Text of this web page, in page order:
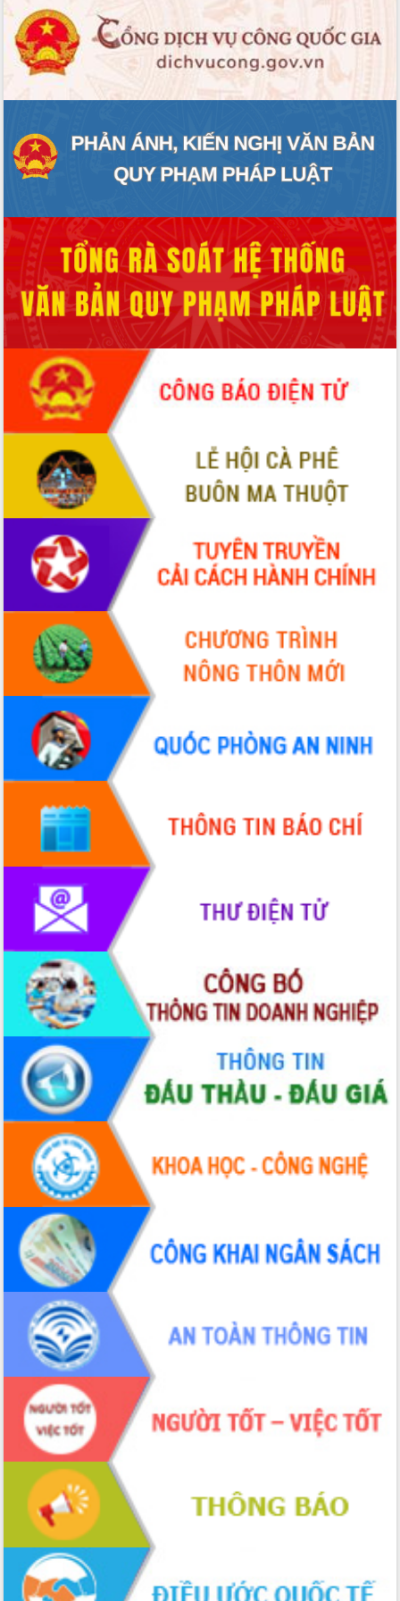
Hội thảo góp ý hồ sơ điều chỉnh quy
hoạch tỉnh Đắk Lắk thời kỳ 2021-2030,
tầm nhìn đến năm 2050
Nâng cao hiệu quả hoạt động của các
doanh nghiệp nhà nước
Hội nghị triển khai kết nối mạng
quan Đảng, Nhà nước
Lễ phát động chuỗi hoạt động chung
tay làm sạch môi trường
công tác cải cách hành chính mô hình
mới
UBND tỉnh họp báo định kỳ tháng 4
năm 2026
Hội thảo khoa học “Giải pháp thúc đẩy
phát triển nền kinh tế xanh tại tỉnh
Đắk Lắk”
Tăng cường giám sát, đôn đốc thực
hiện nhiệm vụ quản lý tài sản công
hàng tuần
Tháo gỡ những vướng mắc, đẩy mạnh
công tác cải cách thủ tục hành chính
tại Trung tâm Phục vụ hành chính
công tỉnh
Đắk Lắk: Tôn vinh 46 giải pháp tại Hội
thi Sáng tạo Kỹ thuật 2024 - 2025
Đắk Lắk rà soát, điều chỉnh Đề án 190
về phát triển nuôi trồng thủy sản
Phó Chủ tịch UBND tỉnh Đắk Lắk
Trương Công Thái kiểm tra thực địa
Dự án cao tốc Khánh Hòa - Buôn Ma
Định vị cà phê Việt Nam như một “di
sản sống” trong dòng chảy toàn cầu
Xây dựng nông thôn mới: Nâng cao đời
sống người dân từ những mô hình thiết
thực
Quyết liệt tháo gỡ vướng mắc, đẩy
nhanh tiến độ các dự án trọng điểm
trong Khu kinh tế Nam Phú Yên
Hòn Yến phát triển du lịch gắn với bảo
tồn biển
Lấy ý kiến điều chỉnh Quy hoạch tỉnh
Đắk Lắk thời kỳ 2021-2030, tầm nhìn
đến năm 2050
Phát động chiến dịch 30 ngày đêm
giải phóng mặt bằng Tuyến đường bộ
ven biển
Đắk Lắk nỗ lực thúc đẩy tăng trưởng
kinh tế từ 10% trở lên trong Quý
II/2026
Đắk Lắk ký kết thỏa thuận hợp tác về
chuyển đổi số giai đoạn 2026 – 2030
với Tập đoàn Bưu chính Viễn thông
Việt Nam
Thứ trưởng Bộ Y tế làm việc với tỉnh
Đắk Lắk về phát triển nhân lực y tế
cho trạm y tế cấp xã
Du lịch Đắk Lắk nâng tầm trải nghiệm
du khách thông qua Hệ thống cơ sở dữ
liệu và Bản đồ số
Tập huấn ứng dụng trí tuệ nhân tạo (AI)
trong thương mại điện tử năm 2026
Đoàn đại biểu Quốc hội tỉnh Đắk Lắk
trao đổi thông tin trước Kỳ họp thứ
nhất, Quốc hội khóa XVI
Quyết liệt cải cách hành chính, khơi
thông nguồn lực phát triển
Nâng cao hiệu lực, hiệu quả HĐND
tỉnh thông qua hiện đại hóa hành chính
Xã Ea Phê gắn cải cách hành chính với
chuyển đổi số
Phó Chủ tịch Thường trực UBND tỉnh
Hồ Thị Nguyên Thảo làm việc tại Trung
tâm Phục vụ hành chính công xã Ea
Phê
Xây dựng nền hành chính số đồng
hành cùng nông dân dân, doanh nghiệp
Giai đoạn 2026-2030, Đắk Lắk phấn
đấu có 77% xã đạt chuẩn nông thôn
mới